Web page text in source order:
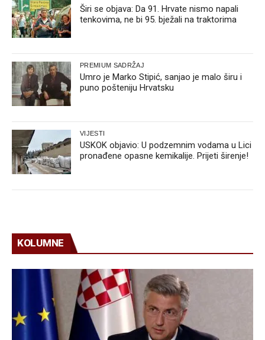
Širi se objava: Da 91. Hrvate nismo napali
tenkovima, ne bi 95. bježali na traktorima
PREMIUM SADRŽAJ
Umro je Marko Stipić, sanjao je malo širu i
puno pošteniju Hrvatsku
VIJESTI
USKOK objavio: U podzemnim vodama u Lici
pronađene opasne kemikalije. Prijeti širenje!
KOLUMNE